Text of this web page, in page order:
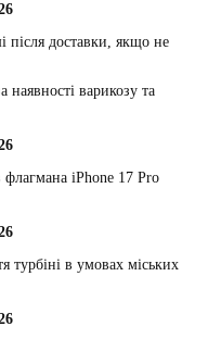
після доставки, якщо не
наявності варикозу та
iPhone 17 Pro
турбіні в умовах міських